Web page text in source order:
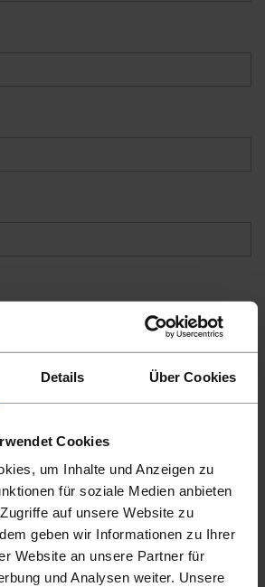
Details Über Cookies
Cookies
um Inhalte und Anzeigen zu
für soziale Medien anbieten
auf unsere Website zu
geben wir Informationen zu Ihrer
Website an unsere Partner für
und Analysen weiter. Unsere